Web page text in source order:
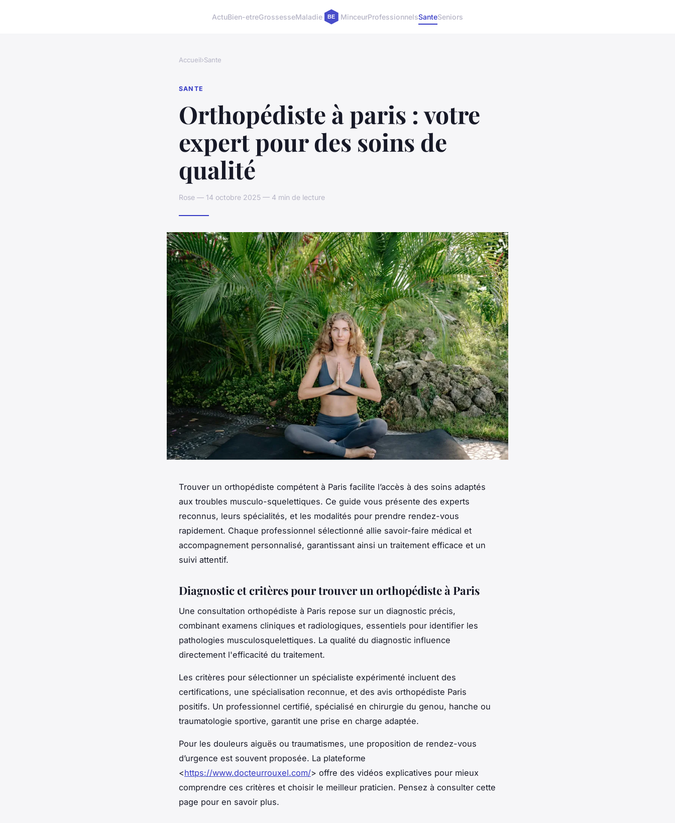
ActuBien-etreGrossesseMaladie MinceurProfessionnelsSanteSeniors
Accueil›Sante
SANTE
Orthopédiste à paris : votre
expert pour des soins de
qualité
Rose — 14 octobre 2025 — 4 min de lecture
Trouver un orthopédiste compétent à Paris facilite l’accès à des soins adaptés
aux troubles musculo-squelettiques. Ce guide vous présente des experts
reconnus, leurs spécialités, et les modalités pour prendre rendez-vous
rapidement. Chaque professionnel sélectionné allie savoir-faire médical et
accompagnement personnalisé, garantissant ainsi un traitement efficace et un
suivi attentif.
Diagnostic et critères pour trouver un orthopédiste à Paris
Une consultation orthopédiste à Paris repose sur un diagnostic précis,
combinant examens cliniques et radiologiques, essentiels pour identifier les
pathologies musculosquelettiques. La qualité du diagnostic influence
directement l'efficacité du traitement.
Les critères pour sélectionner un spécialiste expérimenté incluent des
certifications, une spécialisation reconnue, et des avis orthopédiste Paris
positifs. Un professionnel certifié, spécialisé en chirurgie du genou, hanche ou
traumatologie sportive, garantit une prise en charge adaptée.
Pour les douleurs aiguës ou traumatismes, une proposition de rendez-vous
d’urgence est souvent proposée. La plateforme
<https://www.docteurrouxel.com/> offre des vidéos explicatives pour mieux
comprendre ces critères et choisir le meilleur praticien. Pensez à consulter cette
page pour en savoir plus.